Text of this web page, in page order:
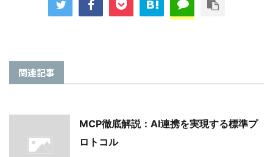
関連記事
MCP徹底解説：AI連携を実現する標準プ
ロトコル